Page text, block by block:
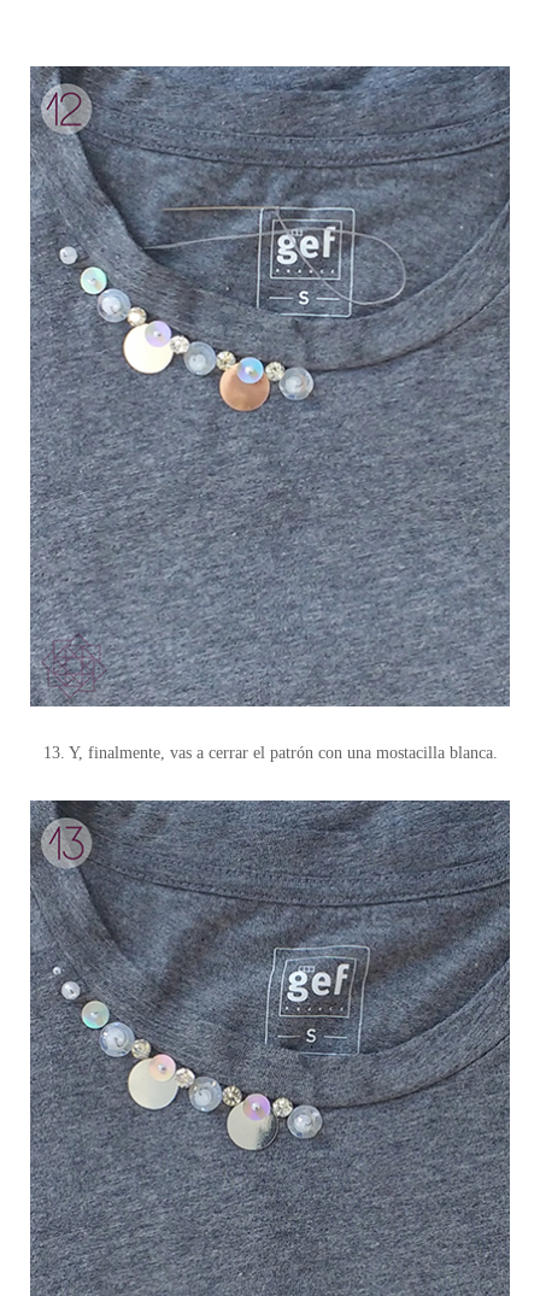
13. Y, finalmente, vas a cerrar el patrón con una mostacilla blanca.